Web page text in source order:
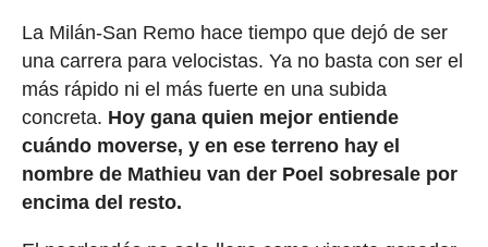
La Milán-San Remo hace tiempo que dejó de ser
una carrera para velocistas. Ya no basta con ser el
más rápido ni el más fuerte en una subida
concreta. Hoy gana quien mejor entiende
cuándo moverse, y en ese terreno hay el
nombre de Mathieu van der Poel sobresale por
encima del resto.